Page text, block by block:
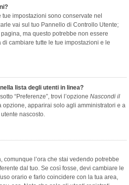
impostazioni sono conservate nel
vai sul tuo Pannello di Controllo Utente;
ma questo potrebbe non essere
cambiare tutte le tue impostazioni e le
lista degli utenti in linea?
“Preferenze”, trovi l’opzione Nascondi il
opzione, apparirai solo agli amministratori e a
nascosto.
comunque l’ora che stai vedendo potrebbe
dal tuo. Se così fosse, devi cambiare le
orario e farlo coincidere con la tua area,